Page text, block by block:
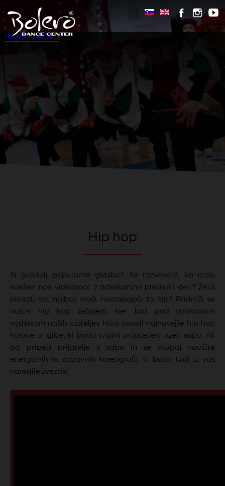
PLESNI TEČAJI
Hip hop
Si ljubitelj popularne glasbe? Se razveseliš, ko izide
kakšen nov videospot z odsekanimi plesnimi deli? Želiš
plesati kot najbolj vroči nastopajoči ta hip? Pridruži se
našim hip hop tečajem, kjer boš pod strokovnim
vodstvom naših učiteljev hitro osvojil najnovejše hip hop
korake in gibe, ki bodo tvojim prijateljem vzeli sapo. Ali
pa pripelji prijatelje s sabo in se skupaj naučite
energičnih in zabavnih koreografij, ki bodo tudi iz vas
naredile zvezde!